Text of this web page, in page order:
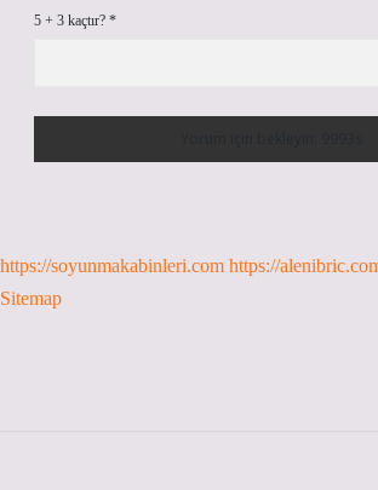
5 + 3 kaçtır? *
https://soyunmakabinleri.com https://
Sitemap